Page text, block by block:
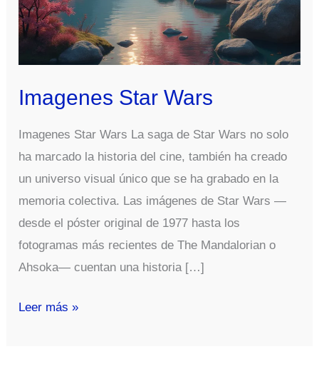
Imagenes Star Wars
Imagenes Star Wars La saga de Star Wars no solo
ha marcado la historia del cine, también ha creado
un universo visual único que se ha grabado en la
memoria colectiva. Las imágenes de Star Wars —
desde el póster original de 1977 hasta los
fotogramas más recientes de The Mandalorian o
Ahsoka— cuentan una historia […]
Imagenes
Leer más »